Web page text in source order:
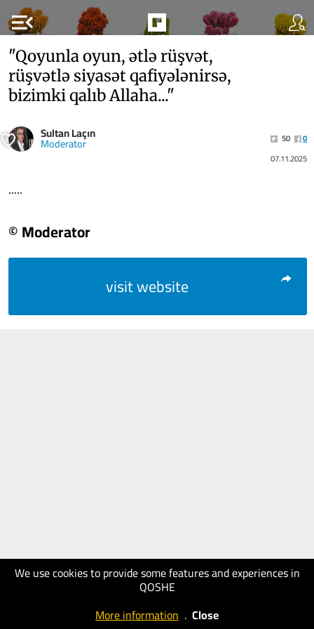
menu_open
We use cookies to provide some features and experiences in
QOSHE
More information . Close
"Qoyunla oyun, ətlə rüşvət,
rüşvətlə siyasət qafiyələnirsə,
bizimki qalıb Allaha..."
Sultan Laçın
Moderator 50
0
07.11.2025
.....
© Moderator
visit website